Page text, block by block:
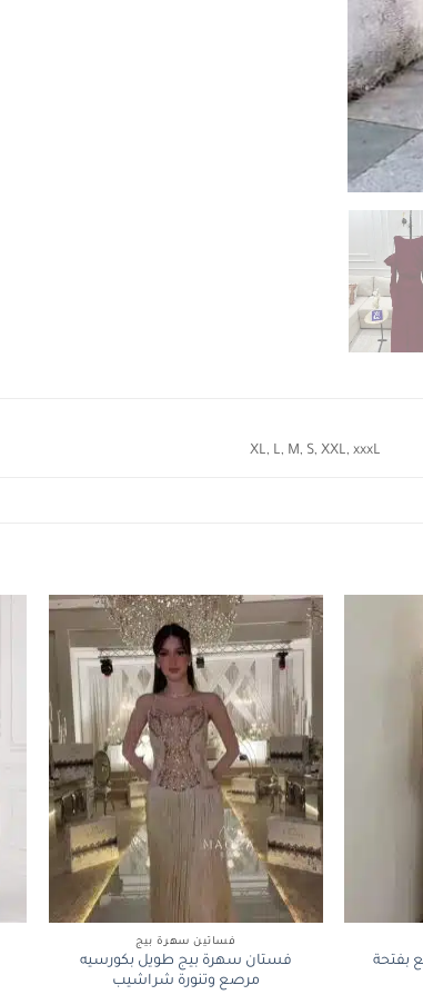
XL, L, M, S, XXL, xxxL
بفتحة
+
فساتين سهرة بيج
فستان سهرة بيج طويل بكورسيه
مرصع وتنورة شراشيب